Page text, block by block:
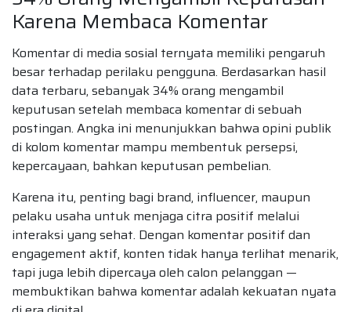
Karena Membaca Komentar
Komentar di media sosial ternyata memiliki pengaruh
besar terhadap perilaku pengguna. Berdasarkan hasil
data terbaru, sebanyak 34% orang mengambil
keputusan setelah membaca komentar di sebuah
postingan. Angka ini menunjukkan bahwa opini publik
di kolom komentar mampu membentuk persepsi,
kepercayaan, bahkan keputusan pembelian.
Karena itu, penting bagi brand, influencer, maupun
pelaku usaha untuk menjaga citra positif melalui
interaksi yang sehat. Dengan komentar positif dan
engagement aktif, konten tidak hanya terlihat menarik,
tapi juga lebih dipercaya oleh calon pelanggan —
membuktikan bahwa komentar adalah kekuatan nyata